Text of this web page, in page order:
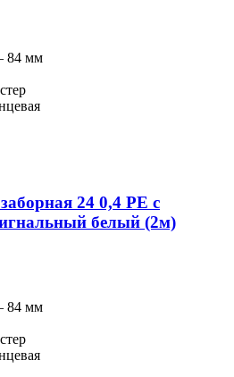
84 мм
24 0,4 PE с
белый (2м)
84 мм